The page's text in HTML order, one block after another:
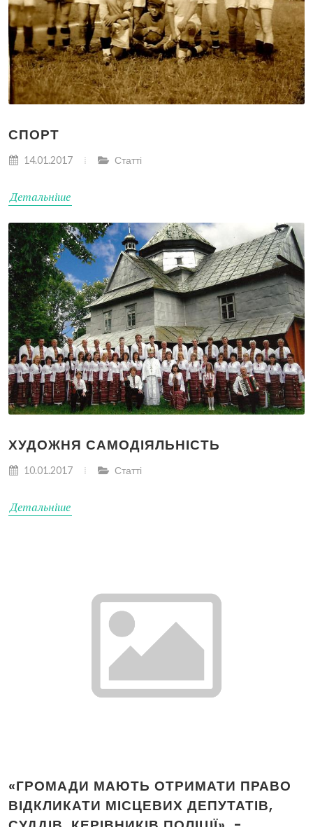
СПОРТ
14.01.2017 Статті
Детальніше
ХУДОЖНЯ САМОДІЯЛЬНІСТЬ
10.01.2017 Статті
Детальніше
«ГРОМАДИ МАЮТЬ ОТРИМАТИ ПРАВО
ВІДКЛИКАТИ МІСЦЕВИХ ДЕПУТАТІВ,